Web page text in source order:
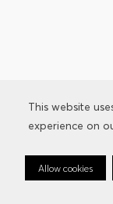
This website
experience on
Allow cookies